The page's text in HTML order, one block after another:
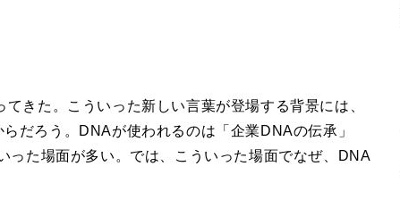
きた。こういった新しい言葉が登場する背景には、
だろう。DNAが使われるのは「企業DNAの伝承」
った場面が多い。では、こういった場面でなぜ、DNA